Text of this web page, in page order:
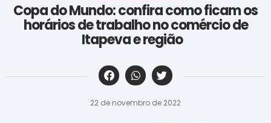
Copa do Mundo: confira como ficam os
horários de trabalho no comércio de
Itapeva e região
‎ ‎ ‎ ‎ ‎ ‎ ‎ ‎ ‎ ‎ ‎ ‎ ‎ ‎ ‎ ‎ ‎ ‎ ‎ ‎ ‎ ‎ ‎ ‎ ‎ ‎ ‎ ‎ ‎ ‎ ‎
22 de novembro de 2022